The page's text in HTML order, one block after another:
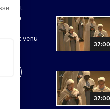
tout
heure
levant venu
37:00
37:00